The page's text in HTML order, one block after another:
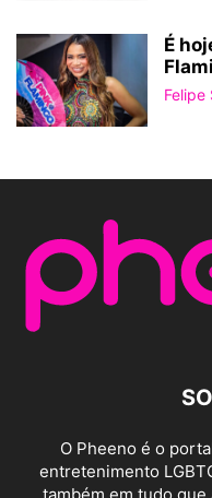
É
Felipe
O Pheeno é o
entretenimento